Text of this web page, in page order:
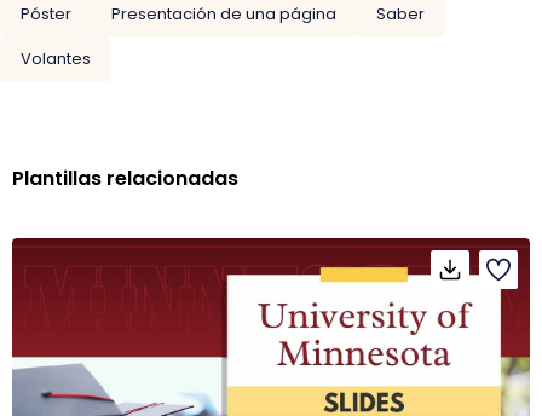
Póster
Presentación de una página
Saber
Volantes
Plantillas relacionadas